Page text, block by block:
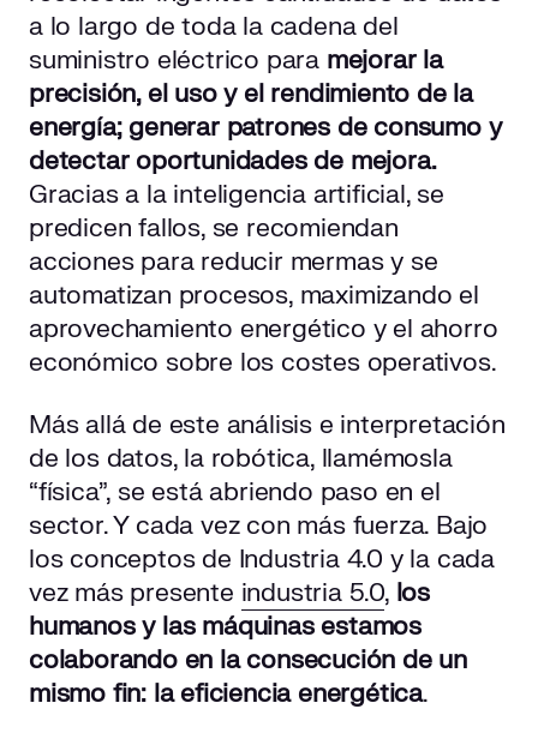
a lo largo de toda la cadena del
suministro eléctrico para mejorar la
precisión, el uso y el rendimiento de la
energía; generar patrones de consumo y
detectar oportunidades de mejora.
Gracias a la inteligencia artificial, se
predicen fallos, se recomiendan
acciones para reducir mermas y se
automatizan procesos, maximizando el
aprovechamiento energético y el ahorro
económico sobre los costes operativos.
Más allá de este análisis e interpretación
de los datos, la robótica, llamémosla
“física”, se está abriendo paso en el
sector. Y cada vez con más fuerza. Bajo
los conceptos de Industria 4.0 y la cada
vez más presente industria 5.0, los
humanos y las máquinas estamos
colaborando en la consecución de un
mismo fin: la eficiencia energética.